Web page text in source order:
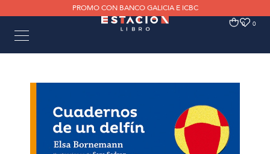
PROMO CON BANCO GALICIA E ICBC
0 0